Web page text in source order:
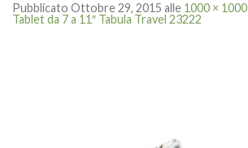
Pubblicato Ottobre 29, 2015 alle 1000 × 1000
Tablet da 7 a 11″ Tabula Travel 23222